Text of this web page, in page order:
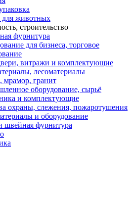
для животных
строительство
фурнитура
для бизнеса, торговое
витражи и комплектующие
лесоматериалы
мрамор, гранит
оборудование, сырьё
и комплектующие
охраны, слежения, пожаротушения
и оборудование
швейная фурнитура